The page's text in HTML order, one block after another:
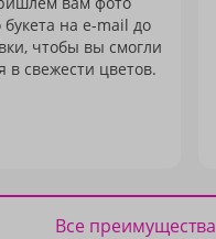
букета на e-mail до
чтобы вы смогли
в свежести цветов.
Все преимущества